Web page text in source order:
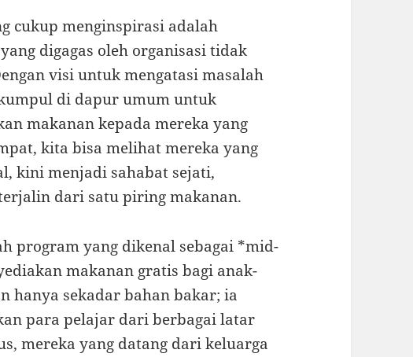
cukup menginspirasi adalah
digagas oleh organisasi tidak
visi untuk mengatasi masalah
di dapur umum untuk
makanan kepada mereka yang
kita bisa melihat mereka yang
kini menjadi sahabat sejati,
dari satu piring makanan.
program yang dikenal sebagai *mid-
makanan gratis bagi anak-
hanya sekadar bahan bakar; ia
para pelajar dari berbagai latar
mereka yang datang dari keluarga